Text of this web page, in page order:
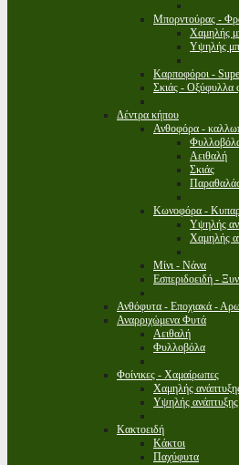
Μπορντούρας -
Χαμηλής
Υψηλής
Καρποφόροι -
Σκιάς - Οξύφυλλα
Δέντρα κήπου
Ανθοφόρα -
Αειθαλή
Σκιάς
Κωνοφόρα -
Υψηλής
Χαμηλής
Μίνι - Νάνα
Εσπεριδοειδή -
Ανθόφυτα - Εποχιακά -
Αναρριχώμενα Φυτά
Αειθαλή
Φυλλοβόλα
Φοίνικες - Χαμαίρωπες
Χαμηλής
Υψηλής ανάπτυξης
Κακτοειδή
Κάκτοι
Παχύφυτα